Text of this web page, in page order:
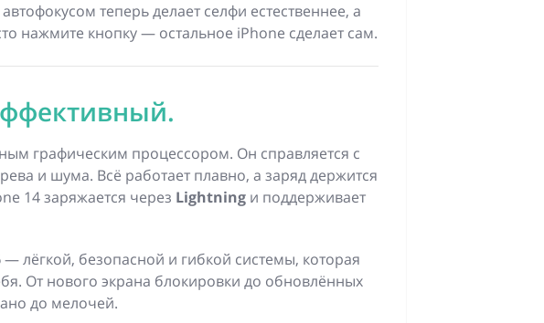
теперь делает селфи естественнее, а
нажмите кнопку — остальное iPhone сделает сам.
графическим процессором. Он справляется с
и шума. Всё работает плавно, а заряд держится
14 заряжается через Lightning и поддерживает
— лёгкой, безопасной и гибкой системы, которая
От нового экрана блокировки до обновлённых
до мелочей.